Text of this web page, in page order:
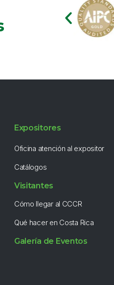
Expositores
Oficina atención al expositor
Catálogos
Visitantes
Cómo llegar al CCCR
Qué hacer en Costa Rica
Galería de Eventos